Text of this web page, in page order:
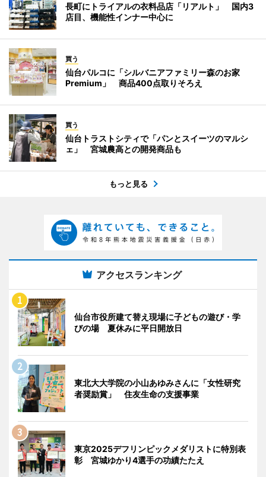
長町にトライアルの衣料品店「リアルト」 国内3
店目、機能性インナー中心に
買う
仙台パルコに「シルバニアファミリー森のお家
Premium」 商品400点取りそろえ
買う
仙台トラストシティで「パンとスイーツのマルシ
ェ」 宮城農高との開発商品も
もっと見る
アクセスランキング
仙台市役所建て替え現場に子どもの遊び・学
びの場 夏休みに平日開放日
東北大大学院の小山あゆみさんに「女性研究
者奨励賞」 住友生命の支援事業
東京2025デフリンピックメダリストに特別表
彰 宮城ゆかり4選手の功績たたえ